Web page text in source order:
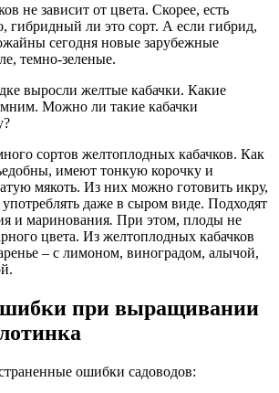
не зависит от цвета. Скорее, есть
гибридный ли это сорт. А если гибрид,
сегодня новые зарубежные
темно-зеленые.
выросли желтые кабачки. Какие
Можно ли такие кабачки
сортов желтоплодных кабачков. Как
имеют тонкую корочку и
мякоть. Из них можно готовить икру,
даже в сыром виде. Подходят
и маринования. При этом, плоды не
цвета. Из желтоплодных кабачков
– с лимоном, виноградом, алычой,
при выращивании
ошибки садоводов: